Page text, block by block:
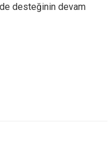
desteğinin devam